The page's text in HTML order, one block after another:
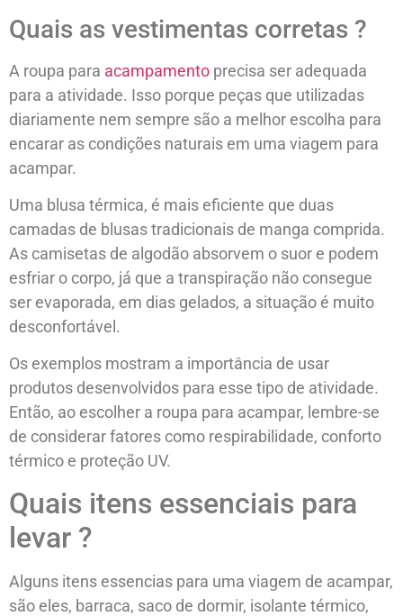
Quais as vestimentas corretas ?
A roupa para acampamento precisa ser adequada
para a atividade. Isso porque peças que utilizadas
diariamente nem sempre são a melhor escolha para
encarar as condições naturais em uma viagem para
acampar.
Uma blusa térmica, é mais eficiente que duas
camadas de blusas tradicionais de manga comprida.
As camisetas de algodão absorvem o suor e podem
esfriar o corpo, já que a transpiração não consegue
ser evaporada, em dias gelados, a situação é muito
desconfortável.
Os exemplos mostram a importância de usar
produtos desenvolvidos para esse tipo de atividade.
Então, ao escolher a roupa para acampar, lembre-se
de considerar fatores como respirabilidade, conforto
térmico e proteção UV.
Quais itens essenciais para
levar ?
Alguns itens essencias para uma viagem de acampar,
são eles, barraca, saco de dormir, isolante térmico,